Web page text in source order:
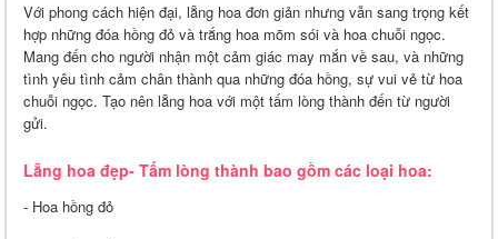
Với phong cách hiện đại, lẵng hoa đơn giản nhưng vẫn sang trọng kết
hợp những đóa hồng đỏ và trắng hoa mõm sói và hoa chuỗi ngọc.
Mang đến cho người nhận một cảm giác may mắn về sau, và những
tình yêu tình cảm chân thành qua những đóa hồng, sự vui vẻ từ hoa
chuỗi ngọc. Tạo nên lẵng hoa với một tấm lòng thành đến từ người
gửi.
Lẵng hoa đẹp- Tấm lòng thành bao gồm các loại hoa:
- Hoa hồng đỏ